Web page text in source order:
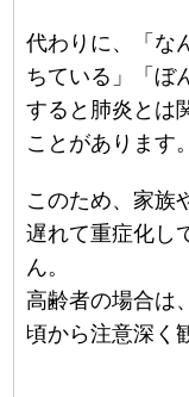
代わりに、「な
ちている」「ぼ
すると肺炎とは
ことがあります。
このため、家族
遅れて重症化し
ん。
高齢者の場合は
頃から注意深く